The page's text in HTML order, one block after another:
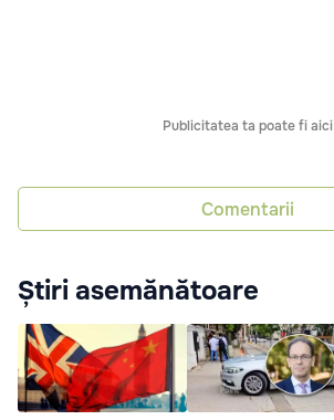
Publicitatea ta poate fi aici
Comentarii
Știri asemănătoare